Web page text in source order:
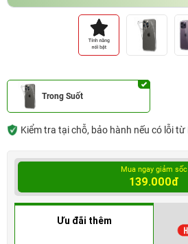
Trong Suốt
Kiểm tra tại chỗ, bảo hành nếu có lỗi từ
Mua ngay giảm sốc
139.000đ
Ưu đãi thêm